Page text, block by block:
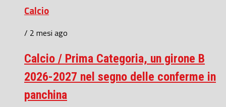
Calcio
/ 2 mesi ago
Calcio / Prima Categoria, un girone B
2026-2027 nel segno delle conferme in
panchina